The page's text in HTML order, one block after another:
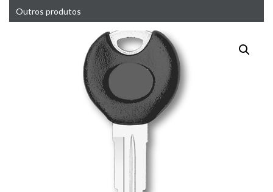
Outros produtos